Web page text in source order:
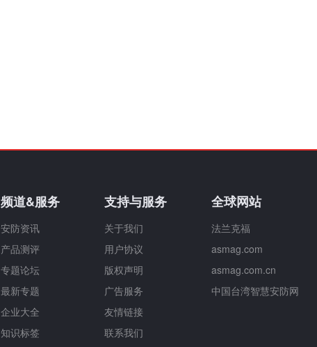
频道&服务
安防资讯
产品测评
专题论坛
最新专题
企业大全
知识标签
支持与服务
关于我们
用户协议
版权声明
广告服务
友情链接
联系我们
全球网站
法兰克福
asmag.com
asmag.com.cn
中国台湾智慧安防网